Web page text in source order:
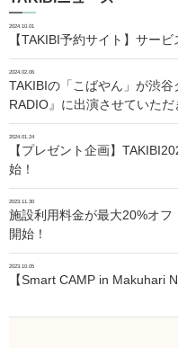
2024.10.01
【TAKIBI予約サイト】サー
2024.02.06
TAKIBIの「こばやん」が渋
RADIO』に出演させていただ
2024.01.24
【プレゼント企画】
始！
2023.11.30
施設利用料金が最大20%オフ
開始！
2023.10.05
【Smart CAMP in Makuhari